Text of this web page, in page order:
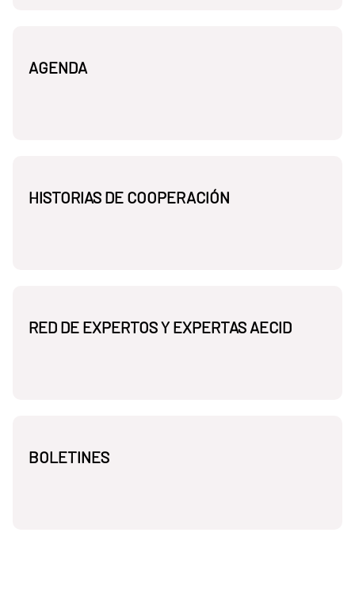
AGENDA
HISTORIAS DE COOPERACIÓN
RED DE EXPERTOS Y EXPERTAS AECID
BOLETINES